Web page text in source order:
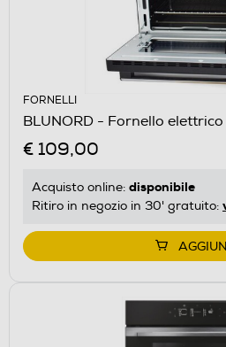
FORNELLI
BLUNORD - Fornello elettrico
€ 109,00
Acquisto online: disponibile
Ritiro in negozio in 30' gratuito: